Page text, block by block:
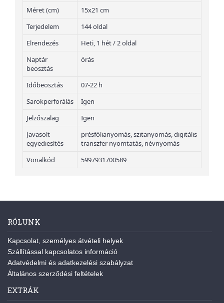
Méret (cm)
15x21 cm
Terjedelem
144 oldal
Elrendezés
Heti, 1 hét / 2 oldal
Naptár
beosztás
órás
Időbeosztás
07-22 h
Sarokperforálás
Igen
Jelzőszalag
Igen
Javasolt
egyediesítés
présfólianyomás, szitanyomás, digitális
transzfer nyomtatás, névnyomás
Vonalkód
5997931700589
RÓLUNK
Kapcsolat, személyes átvételi helyek
Szállítással kapcsolatos információ
Adatvédelmi és adatkezelési szabályzat
Általános szerződési feltételek
EXTRÁK